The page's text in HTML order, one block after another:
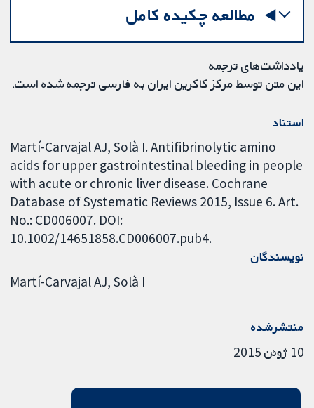
مطالعه چکیده کامل
یادداشت‌های ترجمه
این متن توسط مرکز کاکرین ایران به فارسی ترجمه شده است.
استناد
Martí-Carvajal AJ, Solà I. Antifibrinolytic amino
acids for upper gastrointestinal bleeding in people
with acute or chronic liver disease. Cochrane
Database of Systematic Reviews 2015, Issue 6. Art.
No.: CD006007. DOI:
10.1002/14651858.CD006007.pub4.
نویسندگان
Martí-Carvajal AJ Solà I
منتشرشده
10 ژوئن 2015